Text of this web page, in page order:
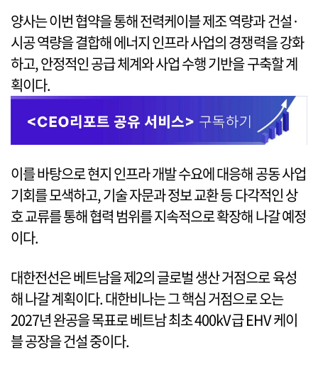
양사는 이번 협약을 통해 전력케이블 제조 역량과 건설·
시공 역량을 결합해 에너지 인프라 사업의 경쟁력을 강화
하고, 안정적인 공급 체계와 사업 수행 기반을 구축할 계
획이다.
이를 바탕으로 현지 인프라 개발 수요에 대응해 공동 사업
기회를 모색하고, 기술 자문과 정보 교환 등 다각적인 상
호 교류를 통해 협력 범위를 지속적으로 확장해 나갈 예정
이다.
대한전선은 베트남을 제2의 글로벌 생산 거점으로 육성
해 나갈 계획이다. 대한비나는 그 핵심 거점으로 오는
2027년 완공을 목표로 베트남 최초 400kV급 EHV 케이
블 공장을 건설 중이다.